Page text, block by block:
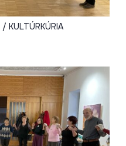
KULTÚRKÚRIA